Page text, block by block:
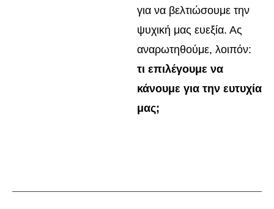
για να βελτιώσουμε την
ψυχική μας ευεξία. Ας
αναρωτηθούμε, λοιπόν:
τι επιλέγουμε να
κάνουμε για την ευτυχία
μας;